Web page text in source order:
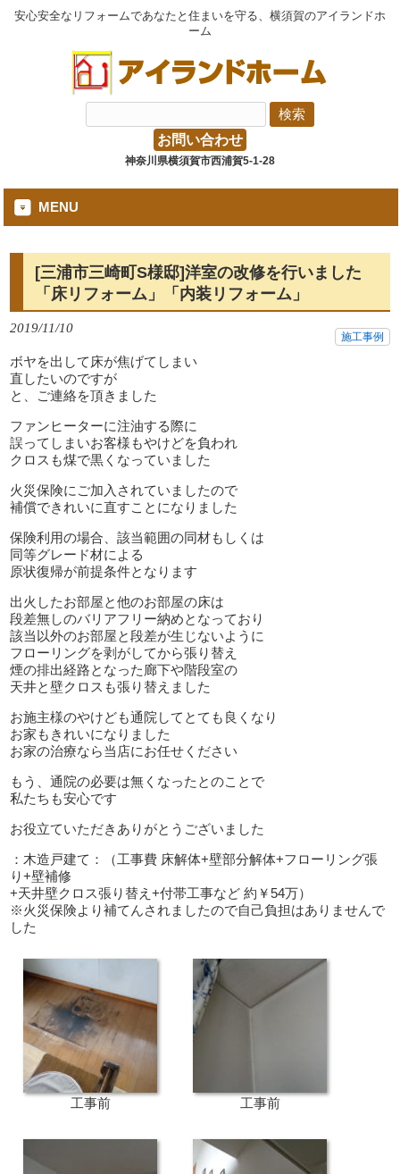
安心安全なリフォームであなたと住まいを守る、横須賀のアイランドホ
ーム
お問い合わせ
神奈川県横須賀市西浦賀5-1-28
MENU
[三浦市三崎町S様邸]洋室の改修を行いました
「床リフォーム」「内装リフォーム」
2019/11/10
施工事例
ボヤを出して床が焦げてしまい
直したいのですが
と、ご連絡を頂きました
ファンヒーターに注油する際に
誤ってしまいお客様もやけどを負われ
クロスも煤で黒くなっていました
火災保険にご加入されていましたので
補償できれいに直すことになりました
保険利用の場合、該当範囲の同材もしくは
同等グレード材による
原状復帰が前提条件となります
出火したお部屋と他のお部屋の床は
段差無しのバリアフリー納めとなっており
該当以外のお部屋と段差が生じないように
フローリングを剥がしてから張り替え
煙の排出経路となった廊下や階段室の
天井と壁クロスも張り替えました
お施主様のやけども通院してとても良くなり
お家もきれいになりました
お家の治療なら当店にお任せください
もう、通院の必要は無くなったとのことで
私たちも安心です
お役立ていただきありがとうございました
：木造戸建て：（工事費 床解体+壁部分解体+フローリング張
り+壁補修
+天井壁クロス張り替え+付帯工事など 約￥54万）
※火災保険より補てんされましたので自己負担はありませんで
した
工事前 工事前